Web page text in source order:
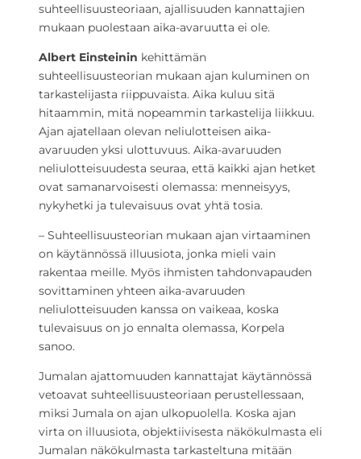
suhteellisuusteoriaan, ajallisuuden kannattajien
mukaan puolestaan aika-avaruutta ei ole.
Albert Einsteinin kehittämän
suhteellisuusteorian mukaan ajan kuluminen on
tarkastelijasta riippuvaista. Aika kuluu sitä
hitaammin, mitä nopeammin tarkastelija liikkuu.
Ajan ajatellaan olevan neliulotteisen aika-
avaruuden yksi ulottuvuus. Aika-avaruuden
neliulotteisuudesta seuraa, että kaikki ajan hetket
ovat samanarvoisesti olemassa: menneisyys,
nykyhetki ja tulevaisuus ovat yhtä tosia.
– Suhteellisuusteorian mukaan ajan virtaaminen
on käytännössä illuusiota, jonka mieli vain
rakentaa meille. Myös ihmisten tahdonvapauden
sovittaminen yhteen aika-avaruuden
neliulotteisuuden kanssa on vaikeaa, koska
tulevaisuus on jo ennalta olemassa, Korpela
sanoo.
Jumalan ajattomuuden kannattajat käytännössä
vetoavat suhteellisuusteoriaan perustellessaan,
miksi Jumala on ajan ulkopuolella. Koska ajan
virta on illuusiota, objektiivisesta näkökulmasta eli
Jumalan näkökulmasta tarkasteltuna mitään